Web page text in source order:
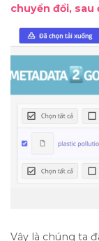
chuyển đổi, sau
Vậy là chúng ta